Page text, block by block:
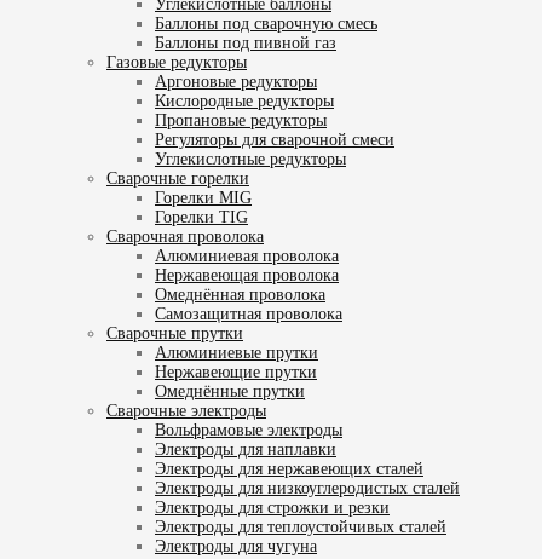
Углекислотные баллоны
Баллоны под сварочную смесь
Баллоны под пивной газ
Газовые редукторы
Аргоновые редукторы
Кислородные редукторы
Пропановые редукторы
Регуляторы для сварочной смеси
Углекислотные редукторы
Сварочные горелки
Горелки MIG
Горелки TIG
Сварочная проволока
Алюминиевая проволока
Нержавеющая проволока
Омеднённая проволока
Самозащитная проволока
Сварочные прутки
Алюминиевые прутки
Нержавеющие прутки
Омеднённые прутки
Сварочные электроды
Вольфрамовые электроды
Электроды для наплавки
Электроды для нержавеющих сталей
Электроды для низкоуглеродистых сталей
Электроды для строжки и резки
Электроды для теплоустойчивых сталей
Электроды для чугуна